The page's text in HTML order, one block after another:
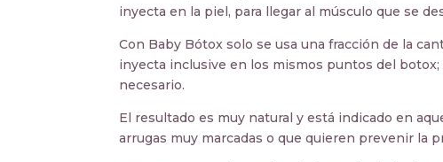
inyecta en la piel, para llegar al músculo que se
Con Baby Bótox solo se usa una fracción de la
inyecta inclusive en los mismos puntos del
necesario.
El resultado es muy natural y está indicado en
arrugas muy marcadas o que quieren prevenir la